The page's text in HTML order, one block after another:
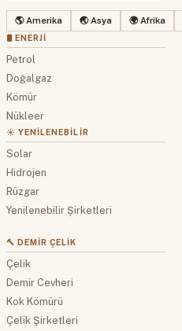
🌎 Amerika 🌏 Asya 🌍 Afrika
🛢 ENERJI
Petrol
Doğalgaz
Kömür
Nükleer
☀️ YENILENEBILIR
Solar
Hidrojen
Rüzgar
Yenilenebilir Şirketleri
🔨 DEMIR ÇELIK
Çelik
Demir Cevheri
Kok Kömürü
Çelik Şirketleri